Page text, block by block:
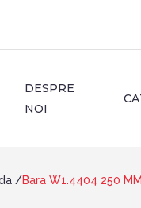
DESPRE
NOI
Bara W1.4404 250 MM